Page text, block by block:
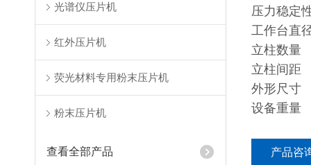
光谱仪压片机
红外压片机
荧光材料专用粉末压片机
粉末压片机
查看全部产品
压力稳定
工作台直
立柱数量
立柱间距
外形尺寸
设备重量
产品咨